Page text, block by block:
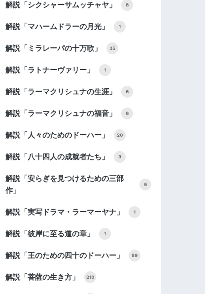
解説「シクシャーサムッチャヤ」 8
解説「マハームドラーの月光」 1
解説「ミラレーパの十万歌」 35
解説「ラトナーヴァリー」 1
解説「ラーマクリシュナの生涯」 6
解説「ラーマクリシュナの福音」 6
解説「人々のためのドーハー」 20
解説「八十四人の成就者たち」 3
解説「安らぎを見つけるための三部
作」
6
解説「実写ドラマ・ラーマーヤナ」 1
解説「彼岸に至る道の章」 1
解説「王のための四十のドーハー」 59
解説「菩薩の生き方」 218